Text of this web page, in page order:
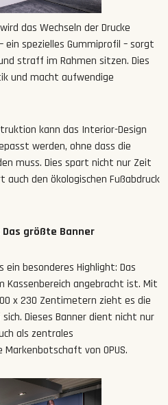
das Wechseln der Drucke
ein spezielles Gummiprofil – sorgt
straff im Rahmen sitzen. Dies
und macht aufwendige
kann das Interior-Design
werden, ohne dass die
muss. Dies spart nicht nur Zeit
den ökologischen Fußabdruck
größte Banner
besonderes Highlight: Das
Kassenbereich angebracht ist. Mit
x 230 Zentimetern zieht es die
Dieses Banner dient nicht nur
als zentrales
von OPUS.